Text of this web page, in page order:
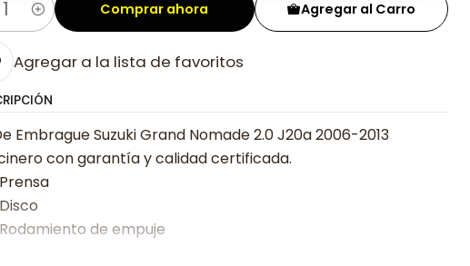
Agregar al Carro
Comprar ahora
Agregar a la lista de favoritos
Embrague Suzuki Grand Nomade 2.0 J20a 2006-2013
con garantía y calidad certificada.
Prensa
Disco
Rodamiento de empuje